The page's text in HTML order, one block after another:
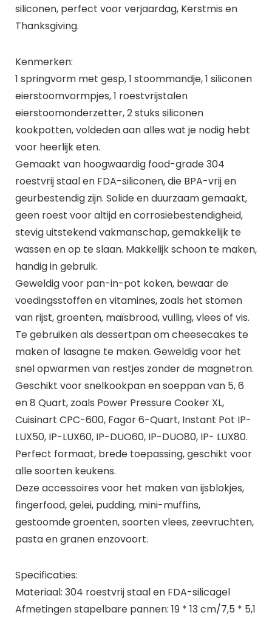
siliconen, perfect voor verjaardag, Kerstmis en
Thanksgiving.
Kenmerken:
1 springvorm met gesp, 1 stoommandje, 1 siliconen
eierstoomvormpjes, 1 roestvrijstalen
eierstoomonderzetter, 2 stuks siliconen
kookpotten, voldeden aan alles wat je nodig hebt
voor heerlijk eten.
Gemaakt van hoogwaardig food-grade 304
roestvrij staal en FDA-siliconen, die BPA-vrij en
geurbestendig zijn. Solide en duurzaam gemaakt,
geen roest voor altijd en corrosiebestendigheid,
stevig uitstekend vakmanschap, gemakkelijk te
wassen en op te slaan. Makkelijk schoon te maken,
handig in gebruik.
Geweldig voor pan-in-pot koken, bewaar de
voedingsstoffen en vitamines, zoals het stomen
van rijst, groenten, maïsbrood, vulling, vlees of vis.
Te gebruiken als dessertpan om cheesecakes te
maken of lasagne te maken. Geweldig voor het
snel opwarmen van restjes zonder de magnetron.
Geschikt voor snelkookpan en soeppan van 5, 6
en 8 Quart, zoals Power Pressure Cooker XL,
Cuisinart CPC-600, Fagor 6-Quart, Instant Pot IP-
LUX50, IP-LUX60, IP-DUO60, IP-DUO80, IP- LUX80.
Perfect formaat, brede toepassing, geschikt voor
alle soorten keukens.
Deze accessoires voor het maken van ijsblokjes,
fingerfood, gelei, pudding, mini-muffins,
gestoomde groenten, soorten vlees, zeevruchten,
pasta en granen enzovoort.
Specificaties:
Materiaal: 304 roestvrij staal en FDA-silicagel
Afmetingen stapelbare pannen: 19 * 13 cm/7,5 * 5,1